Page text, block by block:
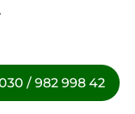
/ 982 998 42